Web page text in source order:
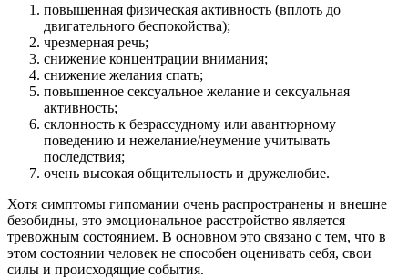
повышенная физическая активность (вплоть до
двигательного беспокойства);
чрезмерная речь;
снижение концентрации внимания;
снижение желания спать;
повышенное сексуальное желание и сексуальная
активность;
склонность к безрассудному или авантюрному
поведению и нежелание/неумение учитывать
последствия;
очень высокая общительность и дружелюбие.
Хотя симптомы гипомании очень распространены и внешне
безобидны, это эмоциональное расстройство является
тревожным состоянием. В основном это связано с тем, что в
этом состоянии человек не способен оценивать себя, свои
силы и происходящие события.